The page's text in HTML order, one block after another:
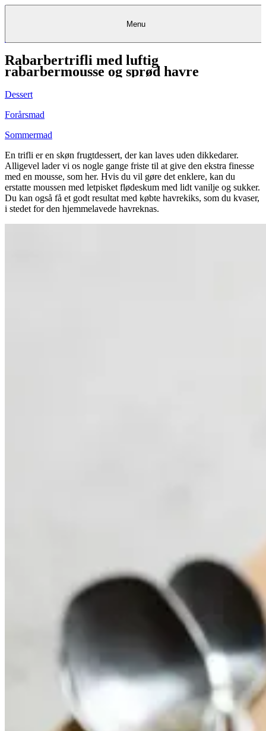
KantineKantineKantine
FrokostordningFrokostordningFrokostordning
CateringCatering&& EventsEventsCatering & Events
Madkurser
& Teambuilding
Opskrifter
RestauranterRestauranter &&Bagerier
Bagerier
FoodserviceFoodserviceFoodservice
Detail
Projekter
rådgivning
Eventkalender
KøbKøbgavekort gavekortKøb gavekort
KundeserviceKundeserviceKundeservice
Menu
Rabarbertrifli med luftig
rabarbermousse og sprød havre
Dessert
Forårsmad
Sommermad
En trifli er en skøn frugtdessert, der kan laves uden dikkedarer.
Alligevel lader vi os nogle gange friste til at give den ekstra finesse
med en mousse, som her. Hvis du vil gøre det enklere, kan du
erstatte moussen med letpisket flødeskum med lidt vanilje og sukker.
Du kan også få et godt resultat med købte havrekiks, som du kvaser,
i stedet for den hjemmelavede havreknas.